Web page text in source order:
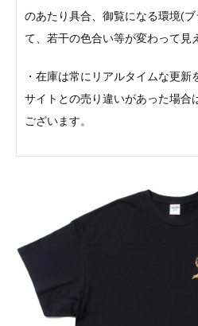
のあたり具合、御覧になる環境(
て、若干の色合い等が変わって見
・在庫は常にリアルタイムな更
サイトとの売り違いがあった場合
ございます。